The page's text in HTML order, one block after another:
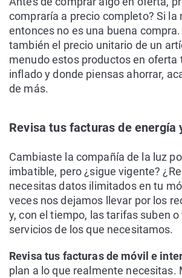
compraría a precio completo? Si la
entonces no es una buena
también el precio unitario de un
menudo estos productos en oferta
inflado y donde piensas ahorrar,
de más.
Revisa tus facturas de energía
Cambiaste la compañía de la luz
imbatible, pero ¿sigue vigente?
necesitas datos ilimitados en tu
veces nos dejamos llevar por los
y, con el tiempo, las tarifas suben
servicios de los que necesitamos.
Revisa tus facturas de móvil e
plan a lo que realmente necesitas.